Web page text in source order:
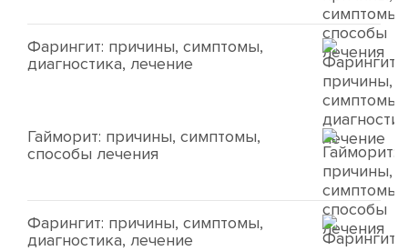
Фарингит: причины, симптомы,
диагностика, лечение
Гайморит: причины, симптомы,
способы лечения
Фарингит: причины, симптомы,
диагностика, лечение